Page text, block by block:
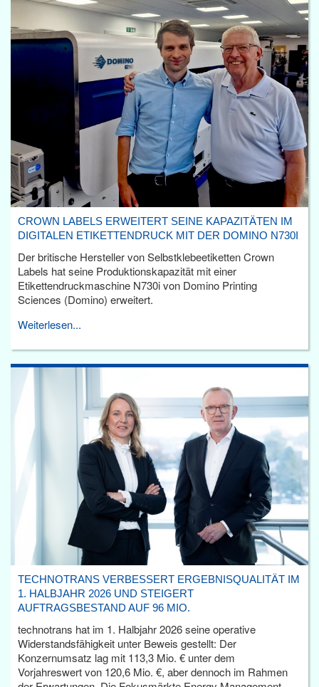
CROWN LABELS ERWEITERT SEINE KAPAZITÄTEN IM
DIGITALEN ETIKETTENDRUCK MIT DER DOMINO N730I
Der britische Hersteller von Selbstklebeetiketten Crown
Labels hat seine Produktionskapazität mit einer
Etikettendruckmaschine N730i von Domino Printing
Sciences (Domino) erweitert.
Weiterlesen...
TECHNOTRANS VERBESSERT ERGEBNISQUALITÄT IM
1. HALBJAHR 2026 UND STEIGERT
AUFTRAGSBESTAND AUF 96 MIO.
technotrans hat im 1. Halbjahr 2026 seine operative
Widerstandsfähigkeit unter Beweis gestellt: Der
Konzernumsatz lag mit 113,3 Mio. € unter dem
Vorjahreswert von 120,6 Mio. €, aber dennoch im Rahmen